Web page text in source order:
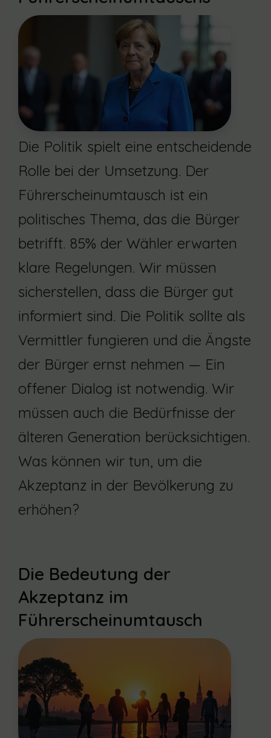
Die Politik spielt eine entscheidende
Rolle bei der Umsetzung. Der
Führerscheinumtausch ist ein
politisches Thema, das die Bürger
betrifft. 85% der Wähler erwarten
klare Regelungen. Wir müssen
sicherstellen, dass die Bürger gut
informiert sind. Die Politik sollte als
Vermittler fungieren und die Ängste
der Bürger ernst nehmen — Ein
offener Dialog ist notwendig. Wir
müssen auch die Bedürfnisse der
älteren Generation berücksichtigen.
Was können wir tun, um die
Akzeptanz in der Bevölkerung zu
erhöhen?
Die Bedeutung der
Akzeptanz im
Führerscheinumtausch